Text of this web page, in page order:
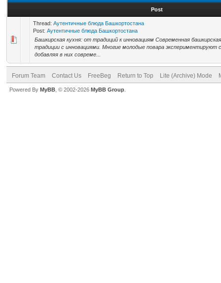
Post
Thread: Аутентичные блюда Башкортостана
Post: Аутентичные блюда Башкортостана
Башкирская кухня: от традиций к инновациям Современная
традиции с инновациями. Многие молодые повара
добавляя в них совреме...
Forum Team Contact Us FreeBeg Return to Top Lite (Archive) Mode
Powered By MyBB , © 2002-2026 MyBB Group